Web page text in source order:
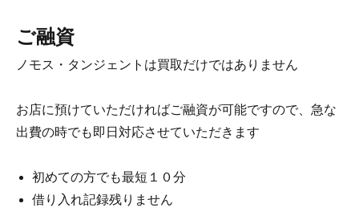
ご融資
ノモス・タンジェントは買取だけではありません
お店に預けていただければご融資が可能ですので、急な
出費の時でも即日対応させていただきます
初めての方でも最短１０分
借り入れ記録残りません